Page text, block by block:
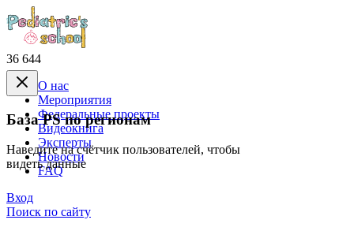
36 644
База PS по регионам
Наведите на счётчик пользователей, чтобы
видеть данные
О нас
Mероприятия
Федеральные проекты
Видеокнига
Эксперты
Новости
FAQ
Вход
Поиск по сайту